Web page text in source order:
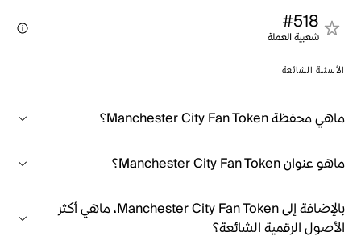
#518
شعبية العملة
الأسئلة الشائعة
ماهي محفظة Manchester City Fan Token؟
ماهو عنوان Manchester City Fan Token؟
بالإضافة إلى Manchester City Fan Token، ماهي أكثر
الأصول الرقمية الشائعة؟